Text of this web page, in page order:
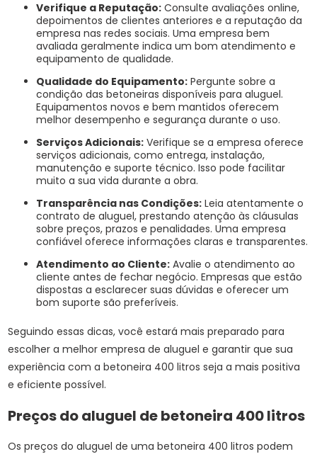
Verifique a Reputação: Consulte avaliações online,
depoimentos de clientes anteriores e a reputação da
empresa nas redes sociais. Uma empresa bem
avaliada geralmente indica um bom atendimento e
equipamento de qualidade.
Qualidade do Equipamento: Pergunte sobre a
condição das betoneiras disponíveis para aluguel.
Equipamentos novos e bem mantidos oferecem
melhor desempenho e segurança durante o uso.
Serviços Adicionais: Verifique se a empresa oferece
serviços adicionais, como entrega, instalação,
manutenção e suporte técnico. Isso pode facilitar
muito a sua vida durante a obra.
Transparência nas Condições: Leia atentamente o
contrato de aluguel, prestando atenção às cláusulas
sobre preços, prazos e penalidades. Uma empresa
confiável oferece informações claras e transparentes.
Atendimento ao Cliente: Avalie o atendimento ao
cliente antes de fechar negócio. Empresas que estão
dispostas a esclarecer suas dúvidas e oferecer um
bom suporte são preferíveis.
Seguindo essas dicas, você estará mais preparado para
escolher a melhor empresa de aluguel e garantir que sua
experiência com a betoneira 400 litros seja a mais positiva
e eficiente possível.
Preços do aluguel de betoneira 400 litros
Os preços do aluguel de uma betoneira 400 litros podem